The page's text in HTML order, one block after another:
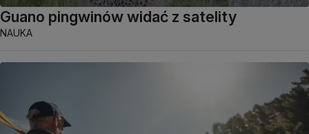
Guano pingwinów widać z satelity
NAUKA